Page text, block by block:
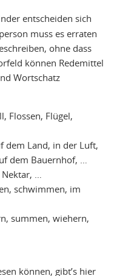
entscheiden sich
muss es erraten
ohne dass
können Redemittel
Wortschatz
Flossen, Flügel,
dem Land, in der Luft,
dem Bauernhof, …
Nektar, …
schwimmen, im
summen, wiehern,
können, gibt’s hier